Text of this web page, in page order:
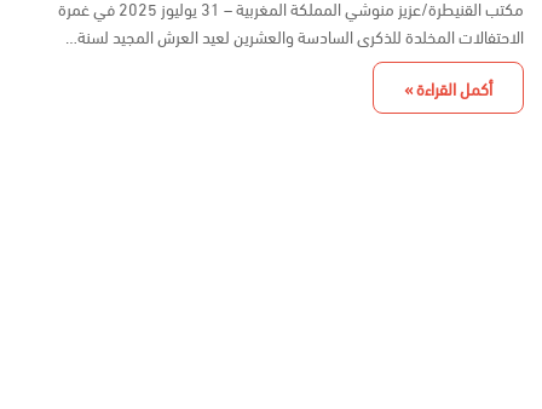
مكتب القنيطرة/عزيز منوشي المملكة المغربية – 31 يوليوز 2025 في غمرة
الاحتفالات المخلدة للذكرى السادسة والعشرين لعيد العرش المجيد لسنة…
أكمل القراءة »